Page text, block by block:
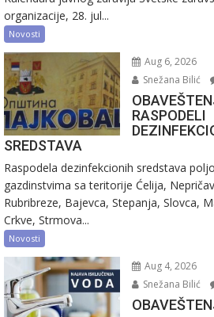
organizacije, 28. jul...
Novosti
Aug 6, 2026
Snežana Bilić
RASPODELI
SREDSTAVA
Raspodela dezinfekcionih sredstava
gazdinstvima sa teritorije Ćelija,
Rubribreze, Bajevca, Stepanja, Slovca,
Crkve, Strmova...
Novosti
Aug 4, 2026
Snežana Bilić